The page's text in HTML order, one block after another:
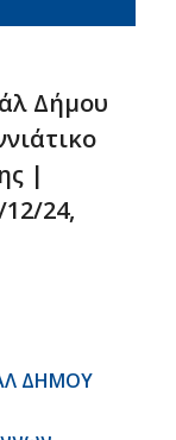
Δήμου
|
24,
ΔΗΜΟΥ